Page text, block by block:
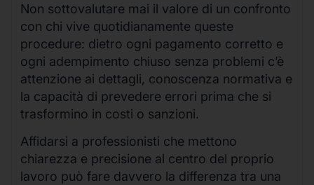
Non sottovalutare mai il valore di un confronto
con chi vive quotidianamente queste
procedure: dietro ogni pagamento corretto e
ogni adempimento chiuso senza problemi c’è
attenzione ai dettagli, conoscenza normativa e
la capacità di prevedere errori prima che si
trasformino in costi o sanzioni.
Affidarsi a professionisti che mettono
chiarezza e precisione al centro del proprio
lavoro può fare davvero la differenza tra una